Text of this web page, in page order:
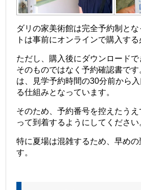
ダリの家美術館は完全予約制と
トは事前にオンラインで購入する
ただし、購入後にダウンロード
そのものではなく予約確認書で
は、見学予約時間の30分前から
る仕組みとなっています。
そのため、予約番号を控えたう
って到着するようにしてください
特に夏場は混雑するため、早めの
す。